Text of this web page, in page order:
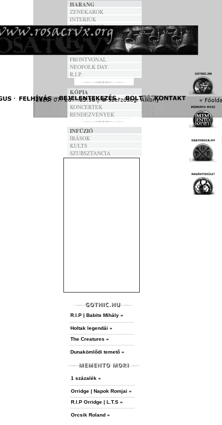
2025. 07. 23. - 05:30 | © szerzőség:Alkony «
HARANG
ZENEKAROK
INTERJÚK
FORDÍTÁSOK
DALSZÖVEGEK
ANNO
FRONTVONAL
NEOFOLK DAY
R.I.P.
KÓPIA
FESZTIVÁLOK
KONCERTEK
RENDEZVÉNYEK
INFÚZIÓ
ÍRÁSOK
KULTS
SZUBSZTANCIA
R.I.P | Babits Mihály »
Holtak legendái »
The Creatures »
Dunakömlődi temető »
1 százalék »
Orridge | Napok Romjai »
R.I.P Orridge | L.T.S »
Orcsik Roland »